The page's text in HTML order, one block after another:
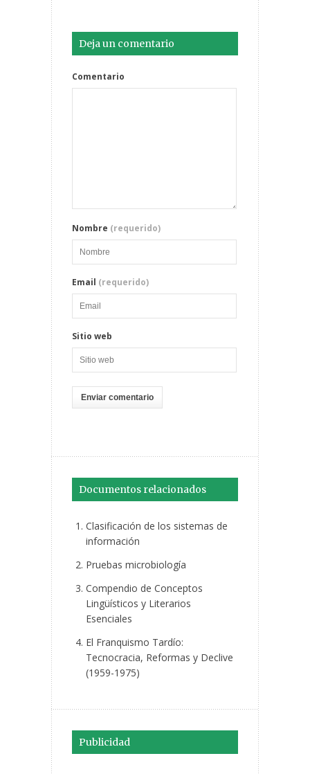
Deja un comentario
Comentario
Nombre (requerido)
Email (requerido)
Sitio web
Documentos relacionados
Clasificación de los sistemas de
información
Pruebas microbiología
Compendio de Conceptos
Lingüísticos y Literarios
Esenciales
El Franquismo Tardío:
Tecnocracia, Reformas y Declive
(1959-1975)
Publicidad